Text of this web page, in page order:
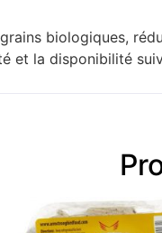
biologiques,
et la disponibilité